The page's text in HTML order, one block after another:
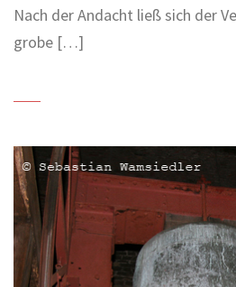
Nach der Andacht ließ sich der
grobe […]